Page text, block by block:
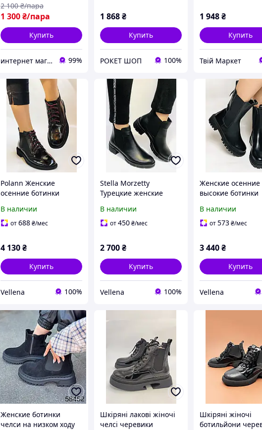
1 300₴/пара
2 100 ₴/пара
Купить
интернет магазин ОПТИМАЛЬНЫЙ ВЫБОР 99%
1 868₴
Купить
РОКЕТ ШОП 100%
1 948₴
Купить
Твій Маркет
Polann Женские
осенние ботинки
подошве. Натуральная
кожа. Размер только 36
В наличии
от688₴/мес
4 130₴
Купить
Vellena 100%
Stella Morzettу
Турецкие женские
на низкой подошве.
Натуральная кожа. . Р
В наличии
от450₴/мес
2 700₴
Купить
Vellena 100%
Женские осенние
высокие ботинки
кожи на низкой
подошве. Размер
В наличии
от573₴/мес
3 440₴
Купить
Vellena
Женские ботинки
челси на низком ходу
Шкіряні лакові жіночі
челсі черевики
Шкіряні жіночі
ботильйони